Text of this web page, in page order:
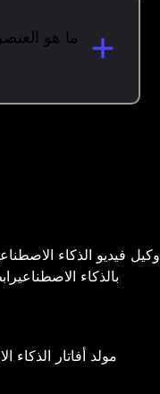
ما هو
وكيل فيديو الذكاء
فيديو UGC بالذكاء الاصطناعي
مولد أفاتار الذكاء